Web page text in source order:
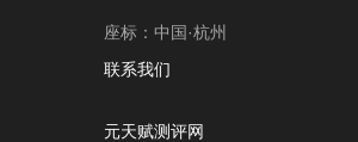
座标：中国·杭州
联系我们
元天赋测评网